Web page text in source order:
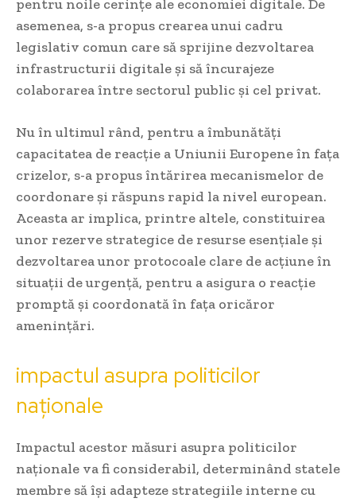
pentru noile cerințe ale economiei digitale. De
asemenea, s-a propus crearea unui cadru
legislativ comun care să sprijine dezvoltarea
infrastructurii digitale și să încurajeze
colaborarea între sectorul public și cel privat.
Nu în ultimul rând, pentru a îmbunătăți
capacitatea de reacție a Uniunii Europene în fața
crizelor, s-a propus întărirea mecanismelor de
coordonare și răspuns rapid la nivel european.
Aceasta ar implica, printre altele, constituirea
unor rezerve strategice de resurse esențiale și
dezvoltarea unor protocoale clare de acțiune în
situații de urgență, pentru a asigura o reacție
promptă și coordonată în fața oricăror
amenințări.
impactul asupra politicilor
naționale
Impactul acestor măsuri asupra politicilor
naționale va fi considerabil, determinând statele
membre să își adapteze strategiile interne cu